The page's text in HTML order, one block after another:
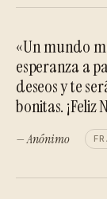
«Un mundo
esperanza a
deseos y te
bonitas. ¡Feliz
— Anónimo